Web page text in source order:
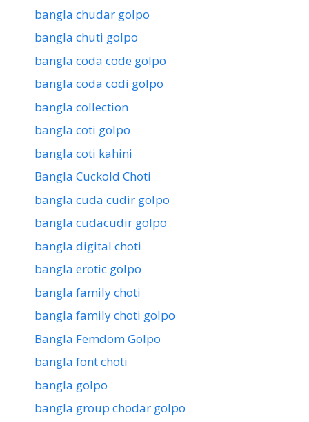
bangla chudar golpo
bangla chuti golpo
bangla coda code golpo
bangla coda codi golpo
bangla collection
bangla coti golpo
bangla coti kahini
Bangla Cuckold Choti
bangla cuda cudir golpo
bangla cudacudir golpo
bangla digital choti
bangla erotic golpo
bangla family choti
bangla family choti golpo
Bangla Femdom Golpo
bangla font choti
bangla golpo
bangla group chodar golpo